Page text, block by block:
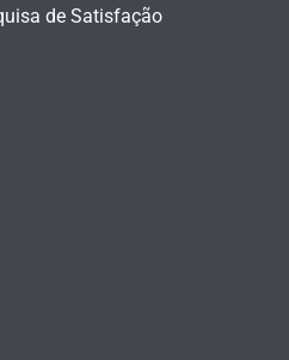
de Satisfação